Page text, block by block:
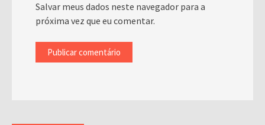
Salvar meus dados neste navegador para a
próxima vez que eu comentar.